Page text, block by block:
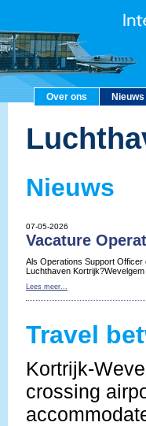
Over ons Nieuws
Nieuws
07-05-2026
Vacature
Als Operations Support Officer
Luchthaven
Lees meer...
Travel
Kortrijk-
crossing